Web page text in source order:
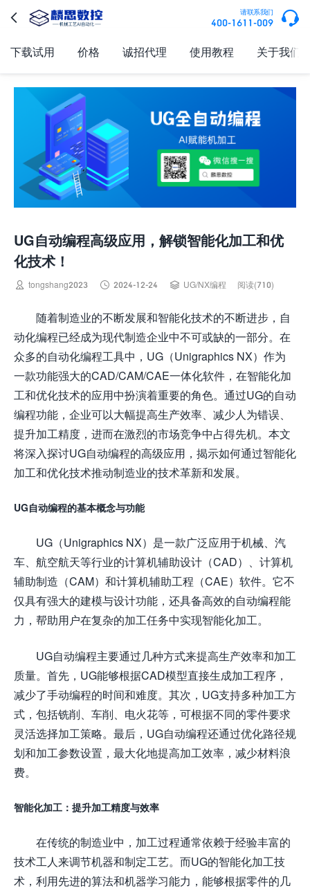
 请联系我们
400-1611-009 
下载试用 价格 诚招代理 使用教程 关于我们
UG自动编程高级应用，解锁智能化加工和优
化技术！
 tongshang2023  2024-12-24  UG/NX编程 阅读(710)
随着制造业的不断发展和智能化技术的不断进步，自
动化编程已经成为现代制造企业中不可或缺的一部分。在
众多的自动化编程工具中，UG（Unigraphics NX）作为
一款功能强大的CAD/CAM/CAE一体化软件，在智能化加
工和优化技术的应用中扮演着重要的角色。通过UG的自动
编程功能，企业可以大幅提高生产效率、减少人为错误、
提升加工精度，进而在激烈的市场竞争中占得先机。本文
将深入探讨UG自动编程的高级应用，揭示如何通过智能化
加工和优化技术推动制造业的技术革新和发展。
UG自动编程的基本概念与功能
UG（Unigraphics NX）是一款广泛应用于机械、汽
车、航空航天等行业的计算机辅助设计（CAD）、计算机
辅助制造（CAM）和计算机辅助工程（CAE）软件。它不
仅具有强大的建模与设计功能，还具备高效的自动编程能
力，帮助用户在复杂的加工任务中实现智能化加工。
UG自动编程主要通过几种方式来提高生产效率和加工
质量。首先，UG能够根据CAD模型直接生成加工程序，
减少了手动编程的时间和难度。其次，UG支持多种加工方
式，包括铣削、车削、电火花等，可根据不同的零件要求
灵活选择加工策略。最后，UG自动编程还通过优化路径规
划和加工参数设置，最大化地提高加工效率，减少材料浪
费。
智能化加工：提升加工精度与效率
在传统的制造业中，加工过程通常依赖于经验丰富的
技术工人来调节机器和制定工艺。而UG的智能化加工技
术，利用先进的算法和机器学习能力，能够根据零件的几